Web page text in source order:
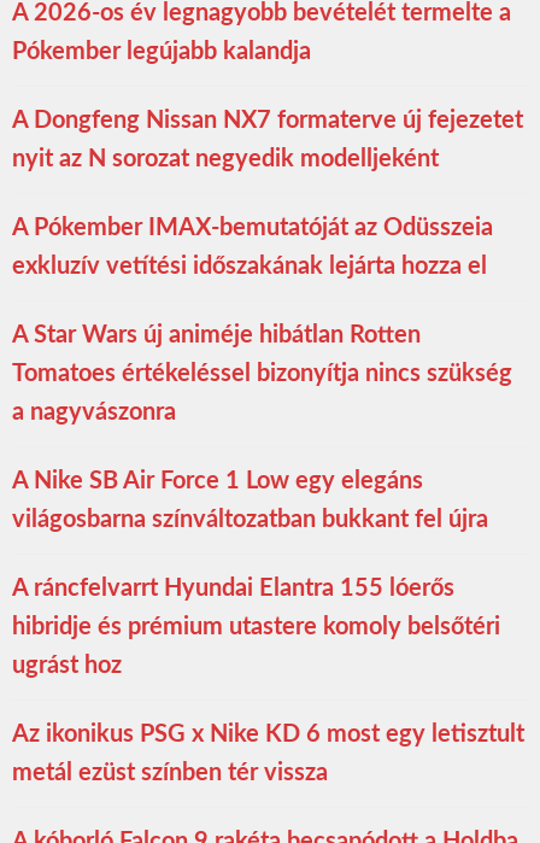
A 2026-os év legnagyobb bevételét termelte a
Pókember legújabb kalandja
A Dongfeng Nissan NX7 formaterve új fejezetet
nyit az N sorozat negyedik modelljeként
A Pókember IMAX-bemutatóját az Odüsszeia
exkluzív vetítési időszakának lejárta hozza el
A Star Wars új animéje hibátlan Rotten
Tomatoes értékeléssel bizonyítja nincs szükség
a nagyvászonra
A Nike SB Air Force 1 Low egy elegáns
világosbarna színváltozatban bukkant fel újra
A ráncfelvarrt Hyundai Elantra 155 lóerős
hibridje és prémium utastere komoly belsőtéri
ugrást hoz
Az ikonikus PSG x Nike KD 6 most egy letisztult
metál ezüst színben tér vissza